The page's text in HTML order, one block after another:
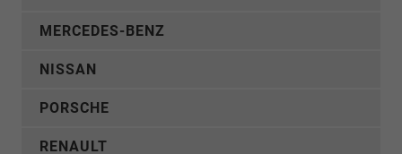
MERCEDES-BENZ
NISSAN
PORSCHE
RENAULT